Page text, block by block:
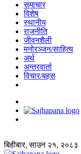
समाचार
विशेष
स्थानीय
राजनीति
जीवनशैली
मनोरञ्जन/साहित्य
अर्थ
अन्तरवार्ता
विचार/बहस
बिहीबार, साउन २१, २०८३